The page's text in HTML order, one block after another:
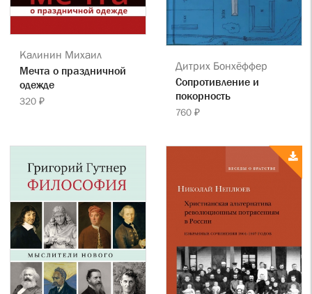
Калинин Михаил
Мечта о праздничной
одежде
320 ₽
Дитрих Бонхёффер
Сопротивление и
покорность
760 ₽